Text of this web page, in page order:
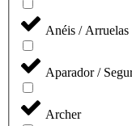
Anéis / Arruelas
Aparador /
Archer